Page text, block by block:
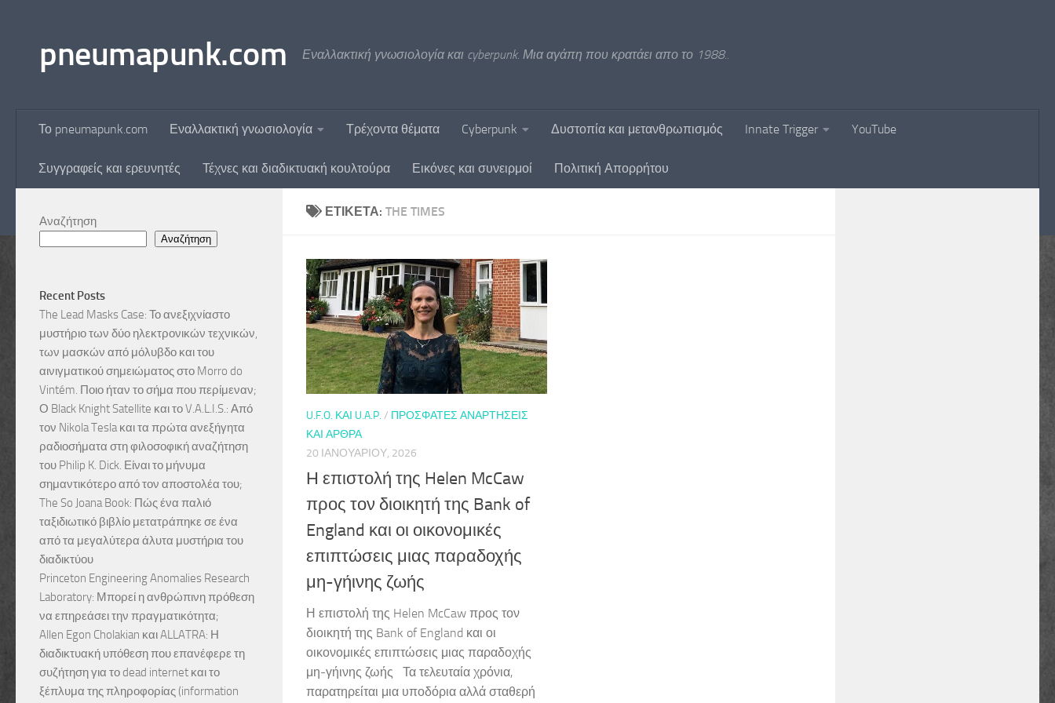
pneumapunk.com Εναλλακτική γνωσιολογία και cyberpunk. Μια αγάπη που κρατάει απο το 1988..
Το pneumapunk.com Εναλλακτική γνωσιολογία Τρέχοντα θέματα Cyberpunk Δυστοπία και μετανθρωπισμός Innate Trigger YouTube
Συγγραφείς και ερευνητές Τέχνες και διαδικτυακή κουλτούρα Εικόνες και συνειρμοί Πολιτική Απορρήτου
ΕΤΙΚΈΤΑ: THE TIMES
U.F.O. ΚΑΙ U.A.P. / ΠΡΌΣΦΑΤΕΣ ΑΝΑΡΤΉΣΕΙΣ
ΚΑΙ ΆΡΘΡΑ
20 ΙΑΝΟΥΑΡΊΟΥ, 2026
Η επιστολή της Helen McCaw
προς τον διοικητή της Bank of
England και οι οικονομικές
επιπτώσεις μιας παραδοχής
μη-γήινης ζωής
Η επιστολή της Helen McCaw προς τον
διοικητή της Bank of England και οι
οικονομικές επιπτώσεις μιας παραδοχής
μη-γήινης ζωής Τα τελευταία χρόνια,
παρατηρείται μια υποδόρια αλλά σταθερή
Αναζήτηση
Αναζήτηση
Recent Posts
The Lead Masks Case: Το ανεξιχνίαστο
μυστήριο των δύο ηλεκτρονικών τεχνικών,
των μασκών από μόλυβδο και του
αινιγματικού σημειώματος στο Morro do
Vintém. Ποιο ήταν το σήμα που περίμεναν;
Ο Black Knight Satellite και το V.A.L.I.S.: Από
τον Nikola Tesla και τα πρώτα ανεξήγητα
ραδιοσήματα στη φιλοσοφική αναζήτηση
του Philip K. Dick. Είναι το μήνυμα
σημαντικότερο από τον αποστολέα του;
The So Joana Book: Πώς ένα παλιό
ταξιδιωτικό βιβλίο μετατράπηκε σε ένα
από τα μεγαλύτερα άλυτα μυστήρια του
διαδικτύου
Princeton Engineering Anomalies Research
Laboratory: Μπορεί η ανθρώπινη πρόθεση
να επηρεάσει την πραγματικότητα;
Allen Egon Cholakian και ALLATRA: Η
διαδικτυακή υπόθεση που επανέφερε τη
συζήτηση για το dead internet και το
ξέπλυμα της πληροφορίας (information